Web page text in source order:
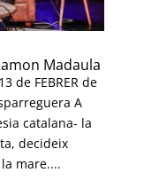
Madaula
de FEBRER de
A
catalana- la
decideix
mare....